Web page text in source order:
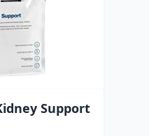
Support